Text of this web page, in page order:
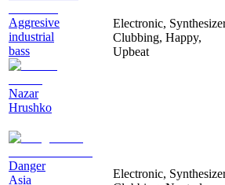
Aggresive
industrial
bass
Nazar
Hrushko
Electronic,
Clubbing, Happy,
Upbeat
Danger
Asia
Electronic,